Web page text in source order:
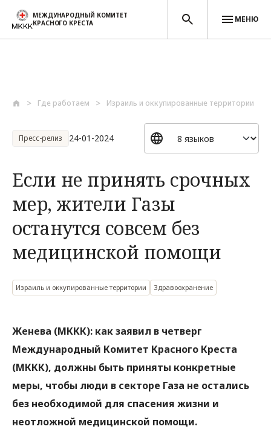
МЕЖДУНАРОДНЫЙ КОМИТЕТ
КРАСНОГО КРЕСТА
МЕНЮ
Где работаем Израиль и оккупированные территории
Пресс-релиз 24-01-2024
Если не принять срочных
мер, жители Газы
останутся совсем без
медицинской помощи
Израиль и оккупированные территории Здравоохранение
Женева (МККК): как заявил в четверг
Международный Комитет Красного Креста
(МККК), должны быть приняты конкретные
меры, чтобы люди в секторе Газа не остались
без необходимой для спасения жизни и
неотложной медицинской помощи.